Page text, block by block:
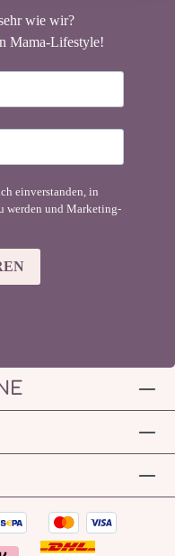
wie wir?
Mama-Lifestyle!
einverstanden, in
werden und Marketing-